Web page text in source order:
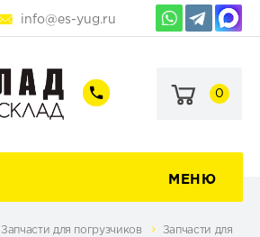
info@es-yug.ru
+7
60-
+7
69-
0
МЕНЮ
Запчасти для погрузчиков
Запчасти для